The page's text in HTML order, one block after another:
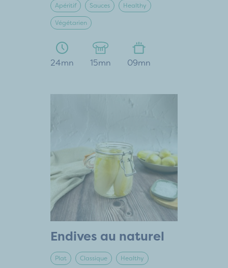
Apéritif Sauces Healthy
Végétarien
24mn 15mn 09mn
Endives au naturel
Plat Classique Healthy